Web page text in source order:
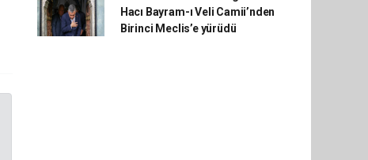
Hacı Bayram-ı Veli Camii’nden
Birinci Meclis’e yürüdü